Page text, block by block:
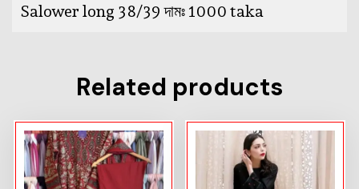
Salower long 38/39 দামঃ 1000 taka
Related products